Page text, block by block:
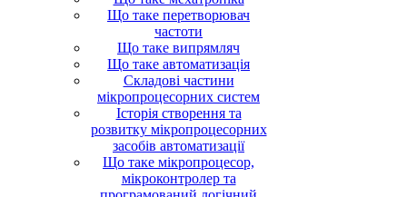
Що таке перетворювач
частоти
Що таке випрямляч
Що таке автоматизація
Складові частини
мікропроцесорних систем
Історія створення та
розвитку мікропроцесорних
засобів автоматизації
Що таке мікропроцесор,
мікроконтролер та